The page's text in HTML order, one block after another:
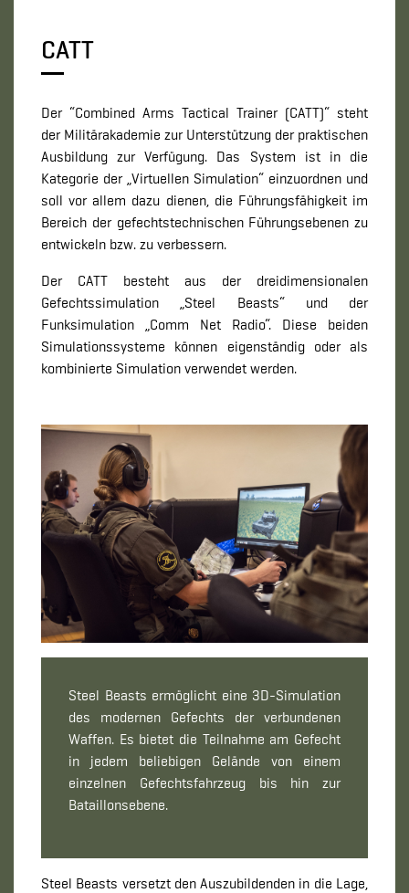
CATT
Der “Combined Arms Tactical Trainer (CATT)“ steht
der Militärakademie zur Unterstützung der praktischen
Ausbildung zur Verfügung. Das System ist in die
Kategorie der „Virtuellen Simulation“ einzuordnen und
soll vor allem dazu dienen, die Führungsfähigkeit im
Bereich der gefechtstechnischen Führungsebenen zu
entwickeln bzw. zu verbessern.
Der CATT besteht aus der dreidimensionalen
Gefechtssimulation „Steel Beasts“ und der
Funksimulation „Comm Net Radio“. Diese beiden
Simulationssysteme können eigenständig oder als
kombinierte Simulation verwendet werden.
Steel Beasts ermöglicht eine 3D-Simulation
des modernen Gefechts der verbundenen
Waffen. Es bietet die Teilnahme am Gefecht
in jedem beliebigen Gelände von einem
einzelnen Gefechtsfahrzeug bis hin zur
Bataillonsebene.
Steel Beasts versetzt den Auszubildenden in die Lage,